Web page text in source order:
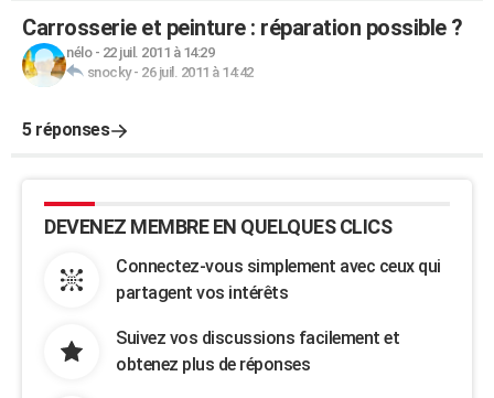
Carrosserie et peinture : réparation possible ?
nélo- 22 juil. 2011 à 14:29
snocky- 26 juil. 2011 à 14:42
5 réponses
DEVENEZ MEMBRE EN QUELQUES CLICS
Connectez-vous simplement avec ceux qui
partagent vos intérêts
Suivez vos discussions facilement et
obtenez plus de réponses